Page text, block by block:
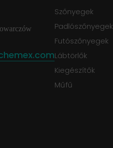
Szőnyegek
Padlószőnyegek
Futószőnyegek
Lábtörlők
Kiegészítők
Műfű